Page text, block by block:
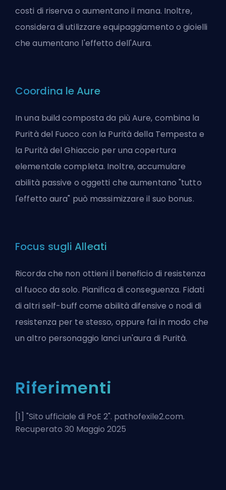
costi di riserva o aumentano il mana. Inoltre,
considera di utilizzare equipaggiamento o gioielli
che aumentano l'effetto dell'Aura.
Coordina le Aure
In una buildcomposta da più Aure, combina la
Purità del Fuoco con la Purità della Tempesta e
la Purità del Ghiaccio per una copertura
elementale completa. Inoltre, accumulare
abilità passive o oggetti che aumentano "tutto
l'effetto aura" può massimizzare il suo bonus.
Focus sugli Alleati
Ricorda che non ottieni il beneficio di resistenza
al fuoco da solo. Pianifica di conseguenza. Fidati
di altri self-buff come abilità difensive o nodi di
resistenza per te stesso, oppure fai in modo che
un altro personaggio lanci un'aura di Purità.
Riferimenti
[1] "Sito ufficiale di PoE 2". pathofexile2.com.
Recuperato 30 Maggio 2025